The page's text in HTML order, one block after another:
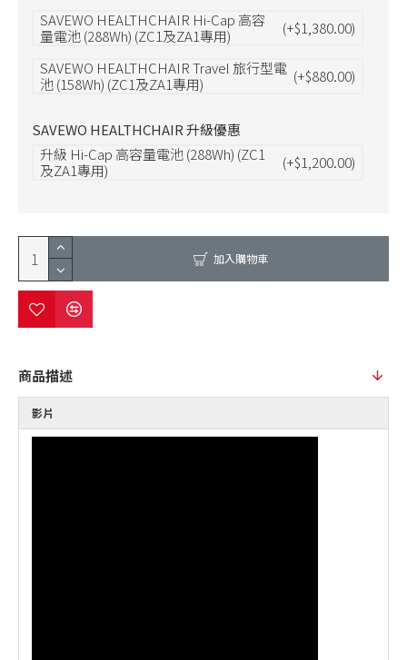
SAVEWO HEALTHCHAIR Hi-Cap 高容
量電池 (288Wh) (ZC1及ZA1專用)
(+$1,380.00)
SAVEWO HEALTHCHAIR Travel 旅行型電
池 (158Wh) (ZC1及ZA1專用)
(+$880.00)
SAVEWO HEALTHCHAIR 升級優惠
升級 Hi-Cap 高容量電池 (288Wh) (ZC1
及ZA1專用)
(+$1,200.00)
加入購物車
商品描述
影片